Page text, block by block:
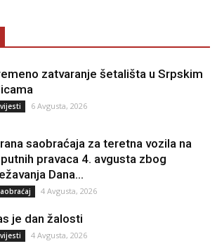
zatvaranje šetališta u Srpskim
6 Avgusta, 2026
saobraćaja za teretna vozila na
pravaca 4. avgusta zbog
Dana...
4 Avgusta, 2026
je dan žalosti
4 Avgusta, 2026